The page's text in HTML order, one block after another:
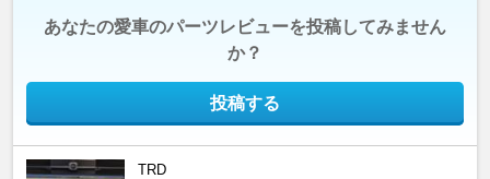
あなたの愛車のパーツレビューを投稿してみません
か？
投稿する
TRD